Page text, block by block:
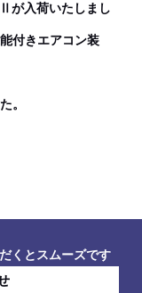
が入荷いたしまし
付きエアコン装
。
くとスムーズです